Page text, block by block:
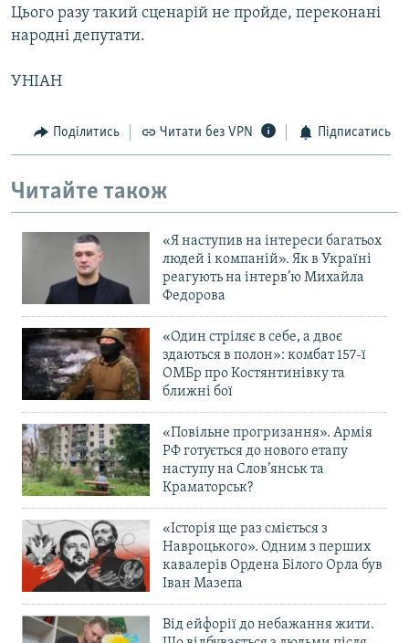
Цього разу такий сценарій не пройде, переконані
народні депутати.
УНІАН
Поділитись Читати без VPN Підписатись
Читайте також
«Я наступив на інтереси багатьох
людей і компаній». Як в Україні
реагують на інтерв’ю Михайла
Федорова
«Один стріляє в себе, а двоє
здаються в полон»: комбат 157-ї
ОМБр про Костянтинівку та
ближні бої
«Повільне прогризання». Армія
РФ готується до нового етапу
наступу на Слов’янськ та
Краматорськ?
«Історія ще раз сміється з
Навроцького». Одним з перших
кавалерів Ордена Білого Орла був
Іван Мазепа
Від ейфорії до небажання жити.